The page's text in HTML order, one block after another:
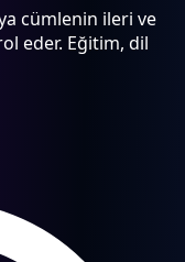
cümlenin ileri ve
eder. Eğitim, dil